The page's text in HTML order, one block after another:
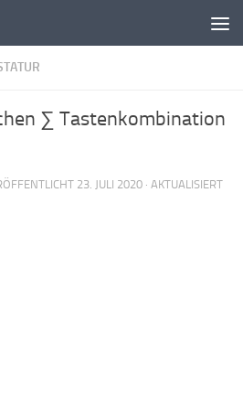
∑ Tastenkombination
23. JULI 2020 · AKTUALISIERT